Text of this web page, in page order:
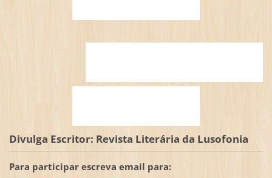
Divulga Escritor: Revista Literária da Lusofonia
Para participar escreva email para: